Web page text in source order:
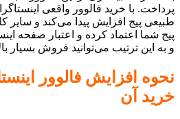
پرداخت. با خرید فالوور واقعی
طبیعی پیج افزایش پیدا می‌کند و سایر
پیج شما اعتماد کرده و اعتبار صفحه
و به این ترتیب می‌توانید فروش بسیار
نحوه افزایش فالوور
خرید آن